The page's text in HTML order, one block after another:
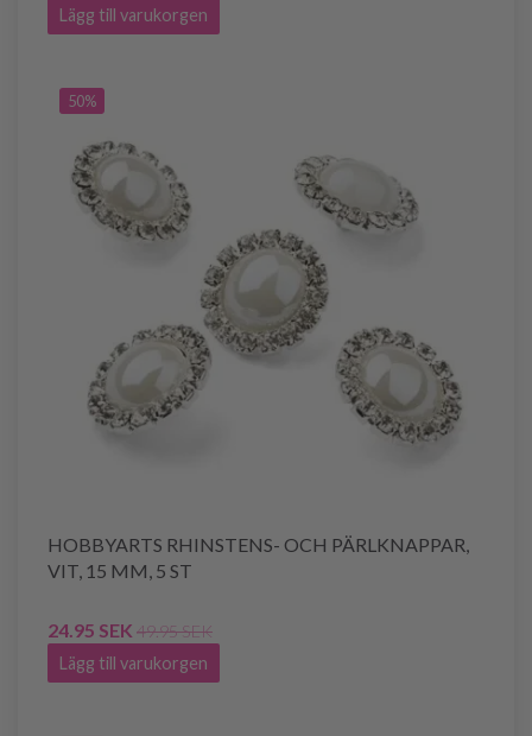
Lägg till varukorgen
50%
HOBBYARTS RHINSTENS- OCH PÄRLKNAPPAR,
VIT, 15 MM, 5 ST
24.95 SEK 49.95 SEK
Lägg till varukorgen